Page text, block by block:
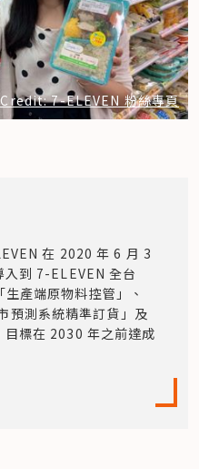
7-ELEVEN 粉絲專頁
在 2020 年 6 月 3
到 7-ELEVEN 全台
產端原物料控管」、
預測系統精準訂貨」及
目標在 2030 年之前達成